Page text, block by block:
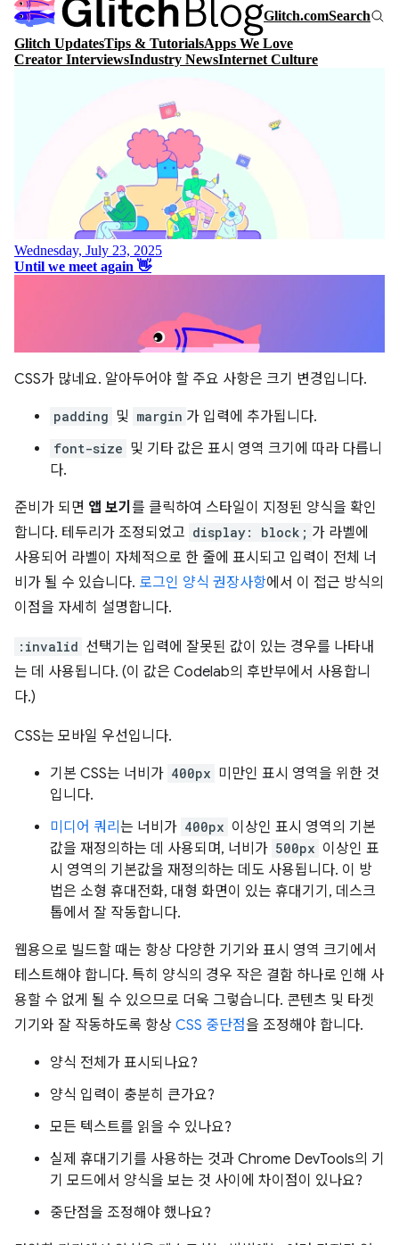
CSS가 많네요. 알아두어야 할 주요 사항은 크기 변경입니다.
padding 및 margin 가 입력에 추가됩니다.
font-size 및 기타 값은 표시 영역 크기에 따라 다릅니
다.
준비가 되면 앱 보기 를 클릭하여 스타일이 지정된 양식을 확인
합니다. 테두리가 조정되었고 display: block; 가 라벨에
사용되어 라벨이 자체적으로 한 줄에 표시되고 입력이 전체 너
비가 될 수 있습니다. 로그인 양식 권장사항에서 이 접근 방식의
이점을 자세히 설명합니다.
:invalid 선택기는 입력에 잘못된 값이 있는 경우를 나타내
는 데 사용됩니다. (이 값은 Codelab의 후반부에서 사용합니
다.)
CSS는 모바일 우선입니다.
기본 CSS는 너비가 400px 미만인 표시 영역을 위한 것
입니다.
미디어 쿼리 는 너비가 400px 이상인 표시 영역의 기본
값을 재정의하는 데 사용되며, 너비가 500px 이상인 표
시 영역의 기본값을 재정의하는 데도 사용됩니다. 이 방
법은 소형 휴대전화, 대형 화면이 있는 휴대기기, 데스크
톱에서 잘 작동합니다.
웹용으로 빌드할 때는 항상 다양한 기기와 표시 영역 크기에서
테스트해야 합니다. 특히 양식의 경우 작은 결함 하나로 인해 사
용할 수 없게 될 수 있으므로 더욱 그렇습니다. 콘텐츠 및 타겟
기기와 잘 작동하도록 항상 CSS 중단점을 조정해야 합니다.
양식 전체가 표시되나요?
양식 입력이 충분히 큰가요?
모든 텍스트를 읽을 수 있나요?
실제 휴대기기를 사용하는 것과 Chrome DevTools의 기
기 모드에서 양식을 보는 것 사이에 차이점이 있나요?
중단점을 조정해야 했나요?